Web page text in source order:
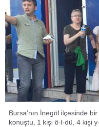
Bursa’nın İnegöl ilçesinde
konuştu, 1 kişi ö-l-dü, 4 kişi